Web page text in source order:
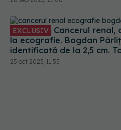
la ecografie. Bogdan
identificată de la 2,5 cm.
ecografie. Măcar o dată
ecografie de abdomen
25 oct 2023, 11:55